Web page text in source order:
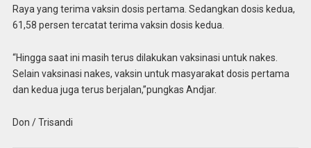
Raya yang terima vaksin dosis pertama. Sedangkan dosis kedua,
61,58 persen tercatat terima vaksin dosis kedua.
“Hingga saat ini masih terus dilakukan vaksinasi untuk nakes.
Selain vaksinasi nakes, vaksin untuk masyarakat dosis pertama
dan kedua juga terus berjalan,”pungkas Andjar.
Don / Trisandi